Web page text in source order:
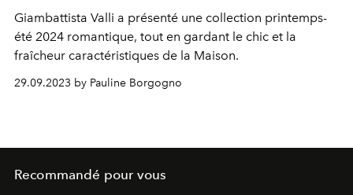
Giambattista Valli a présenté une collection printemps-
été 2024 romantique, tout en gardant le chic et la
fraîcheur caractéristiques de la Maison.
29.09.2023 by Pauline Borgogno
Recommandé pour vous